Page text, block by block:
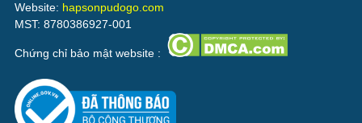
Website: hapsonpudogo.com
MST: 8780386927-001
Chứng chỉ bảo mật website :